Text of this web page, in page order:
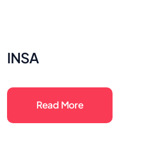
INSA
Read More